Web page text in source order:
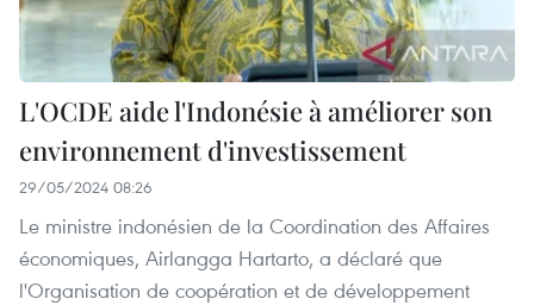
L'OCDE aide l'Indonésie à améliorer son
environnement d'investissement
29/05/2024 08:26
Le ministre indonésien de la Coordination des Affaires
économiques, Airlangga Hartarto, a déclaré que
l'Organisation de coopération et de développement